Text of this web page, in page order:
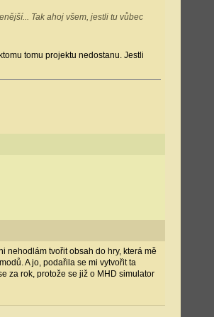
Tak ahoj všem, jestli tu vůbec
tomu projektu nedostanu. Jestli
nehodlám tvořit obsah do hry, která mě
A jo, podařila se mi vytvořit ta
za rok, protože se již o MHD simulator